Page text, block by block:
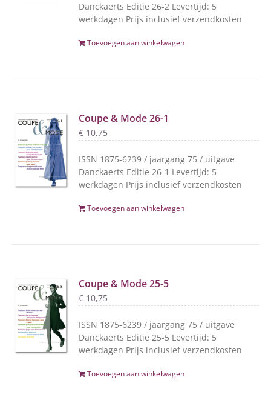
Danckaerts Editie 26-2 Levertijd: 5
werkdagen Prijs inclusief verzendkosten
Toevoegen aan winkelwagen
Coupe & Mode 26-1
€ 10,75
ISSN 1875-6239 / jaargang 75 / uitgave
Danckaerts Editie 26-1 Levertijd: 5
werkdagen Prijs inclusief verzendkosten
Toevoegen aan winkelwagen
Coupe & Mode 25-5
€ 10,75
ISSN 1875-6239 / jaargang 75 / uitgave
Danckaerts Editie 25-5 Levertijd: 5
werkdagen Prijs inclusief verzendkosten
Toevoegen aan winkelwagen